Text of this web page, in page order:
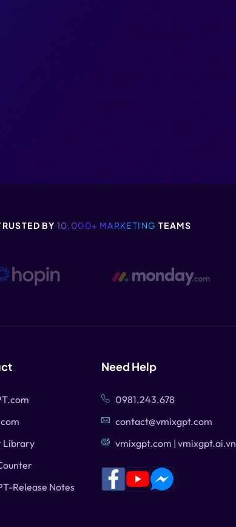
BY 10,000+ MARKETING TEAMS
Library
Release Notes
Need Help
0981.243.678
contact@vmixgpt.com
vmixgpt.com | vmixgpt.ai.vn